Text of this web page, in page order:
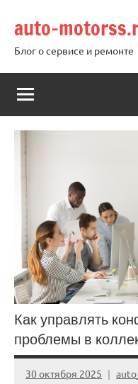
содержимому
auto-
Блог о сервисе и ремонте
Как управлять
проблемы в
30 октября 2025